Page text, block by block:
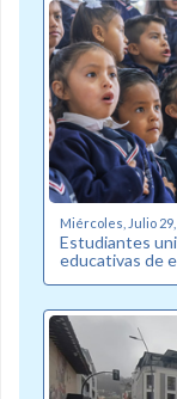
Miércoles, Julio 29,
Estudiantes
educativas de